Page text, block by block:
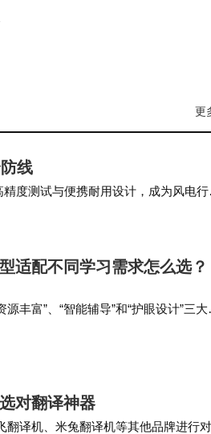
更
线
度测试与便携耐用设计，成为风电行
电作业…
适配不同学习需求怎么选？
丰富”、“智能辅导”和“护眼设计”三大
对翻译神器
翻译机、米兔翻译机等其他品牌进行对